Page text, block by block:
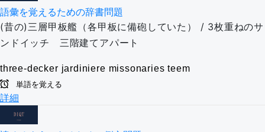
語彙を覚えるための辞書問題
(昔の)三層甲板艦（各甲板に備砲していた） / 3枚重ねのサ
ンドイッチ 三階建てアパート
three-decker jardiniere missonaries teem
単語を覚える
詳細